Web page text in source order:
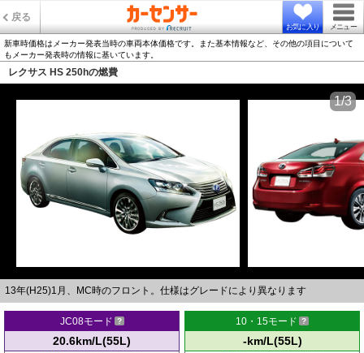
戻る
お気に入り メニュー
新車時価格はメーカー発表当時の車両本体価格です。また基本情報など、その他の項目について
もメーカー発表時の情報に基いています。
レクサス HS 250hの燃費
13年(H25)1月、MC時のフロント。仕様はグレードにより異なります
1/3
JC08モード
20.6km/L(55L)
10・15モード
-km/L(55L)